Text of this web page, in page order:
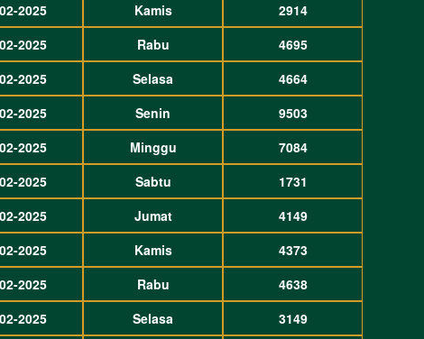
2025 Kamis
2914
2025
Rabu
4695
2025
Selasa
4664
2025
Senin
9503
2025
Minggu
7084
2025
Sabtu
1731
2025
Jumat
4149
2025
Kamis
4373
2025
Rabu
4638
2025
Selasa 3149